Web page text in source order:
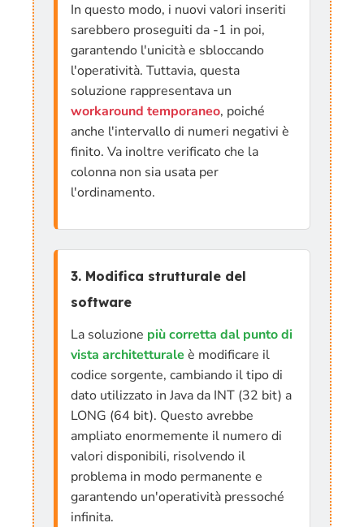
In questo modo, i nuovi valori inseriti
sarebbero proseguiti da -1 in poi,
garantendo l'unicità e sbloccando
l'operatività. Tuttavia, questa
soluzione rappresentava un
workaround temporaneo, poiché
anche l'intervallo di numeri negativi è
finito. Va inoltre verificato che la
colonna non sia usata per
l'ordinamento.
3. Modifica strutturale del
software
La soluzione più corretta dal punto di
vista architetturale è modificare il
codice sorgente, cambiando il tipo di
dato utilizzato in Java da INT (32 bit) a
LONG (64 bit). Questo avrebbe
ampliato enormemente il numero di
valori disponibili, risolvendo il
problema in modo permanente e
garantendo un'operatività pressoché
infinita.